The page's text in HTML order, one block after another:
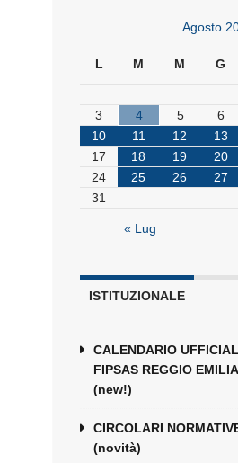
Agosto
L M M G
3
4 5 6
10
11 12 13
17
18 19 20
24
25 26 27
31
« Lug
ISTITUZIONALE
CALENDARIO
FIPSAS REGGIO
(new!)
CIRCOLARI
(novità)